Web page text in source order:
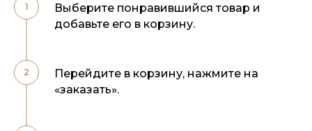
Выберите понравившийся товар и
добавьте его в корзину.
Перейдите в корзину, нажмите на
«заказать».